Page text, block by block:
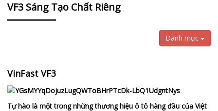
VF3 Sáng Tạo Chất Riêng
Danh mục
VinFast VF3
Tự hào là một trong những thương hiệu ô tô hàng đầu của Việt